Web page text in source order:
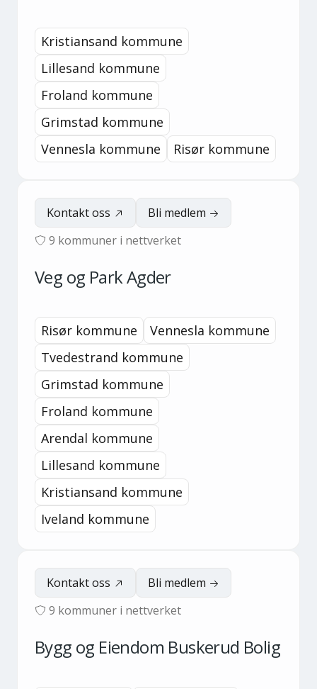
Kristiansand kommune
Lillesand kommune
Froland kommune
Grimstad kommune
Vennesla kommune
Risør kommune
Kontakt oss
Bli medlem
9 kommuner i nettverket
Veg og Park Agder
Risør kommune
Vennesla kommune
Tvedestrand kommune
Grimstad kommune
Froland kommune
Arendal kommune
Lillesand kommune
Kristiansand kommune
Iveland kommune
Kontakt oss
Bli medlem
9 kommuner i nettverket
Bygg og Eiendom Buskerud Bolig